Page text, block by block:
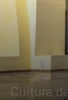
Cultura
Cultura